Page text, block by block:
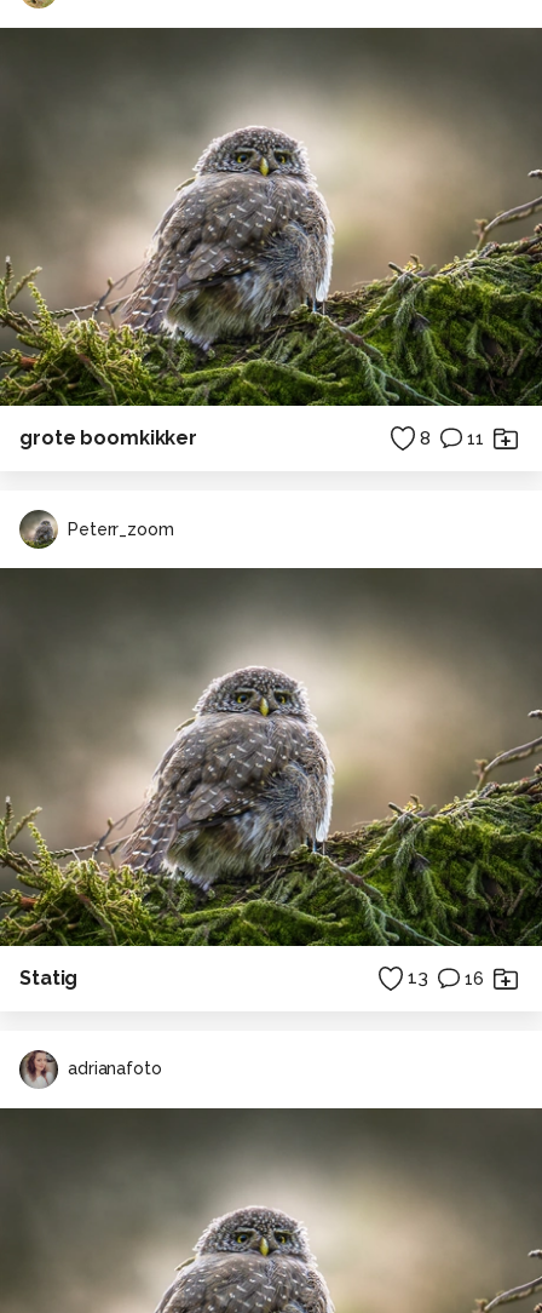
grote boomkikker 8 11
Peterr_zoom
Statig 13 16
adrianafoto